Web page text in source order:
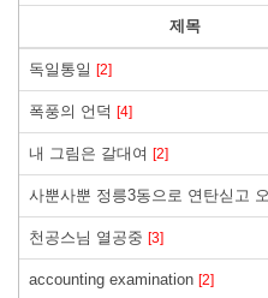
제목
독일통일 [2]
폭풍의 언덕 [4]
내 그림은 갈대여 [2]
사뿐사뿐 정릉3동으로 연탄싣고
천공스님 열공중 [3]
accounting examination [2]